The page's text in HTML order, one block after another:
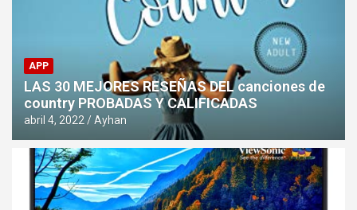
APP
LAS 30 MEJORES RESEÑAS DEL canciones de
country PROBADAS Y CALIFICADAS
abril 4, 2022 Ayhan